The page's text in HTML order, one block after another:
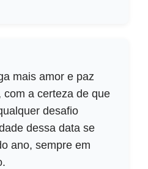
mais amor e paz
com a certeza de que
desafio
dessa data se
ano, sempre em